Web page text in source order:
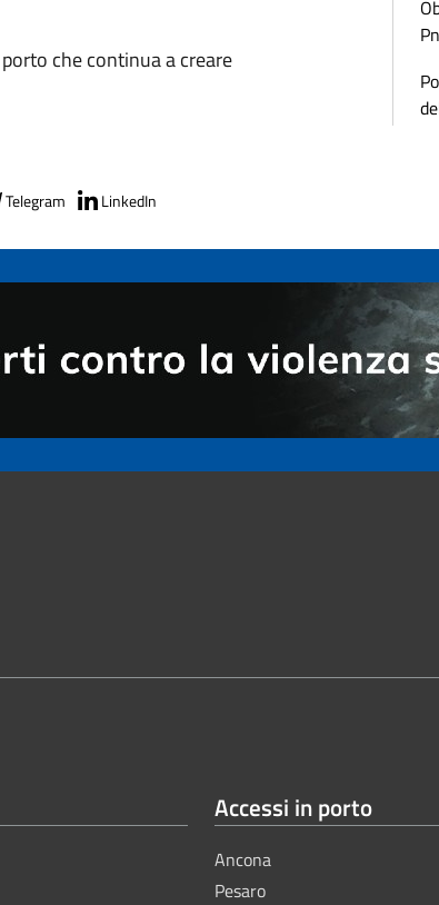
che continua a creare
Telegram LinkedIn
Accessi in porto
Ancona
Pesaro